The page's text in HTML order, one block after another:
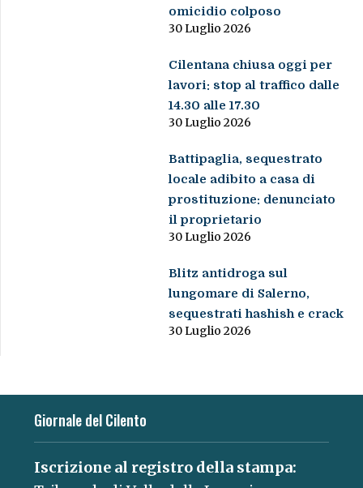
omicidio colposo
30 Luglio 2026
Cilentana chiusa oggi per
lavori: stop al traffico dalle
14.30 alle 17.30
30 Luglio 2026
Battipaglia, sequestrato
locale adibito a casa di
prostituzione: denunciato
il proprietario
30 Luglio 2026
Blitz antidroga sul
lungomare di Salerno,
sequestrati hashish e crack
30 Luglio 2026
Giornale del Cilento
Iscrizione al registro della stampa: